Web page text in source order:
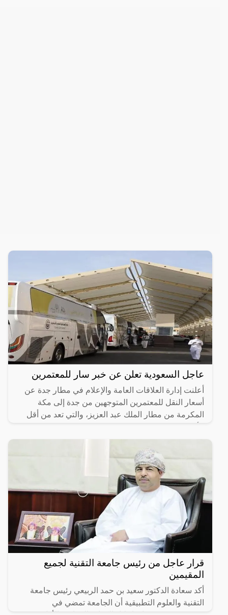
عاجل السعودية تعلن عن خبر سار للمعتمرين
أعلنت إدارة العلاقات العامة والإعلام في مطار جدة عن
أسعار النقل للمعتمرين المتوجهين من جدة إلى مكة
المكرمة من مطار الملك عبد العزيز، والتي تعد من أقل
قرار عاجل من رئيس جامعة التقنية لجميع
المقيمين
أكد سعادة الدكتور سعيد بن حمد الربيعي رئيس جامعة
التقنية والعلوم التطبيقية أن الجامعة تمضي في